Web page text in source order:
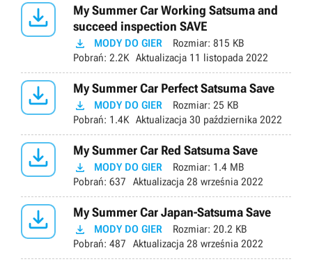

My Summer Car Working Satsuma and
succeed inspection SAVE
 MODY DO GIER Rozmiar: 815 KB
Pobrań: 2.2K Aktualizacja 11 listopada 2022
 My Summer Car Perfect Satsuma Save
 MODY DO GIER Rozmiar: 25 KB
Pobrań: 1.4K Aktualizacja 30 października 2022
 My Summer Car Red Satsuma Save
 MODY DO GIER Rozmiar: 1.4 MB
Pobrań: 637 Aktualizacja 28 września 2022
 My Summer Car Japan-Satsuma Save
 MODY DO GIER Rozmiar: 20.2 KB
Pobrań: 487 Aktualizacja 28 września 2022